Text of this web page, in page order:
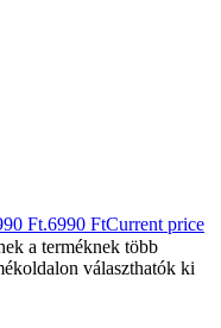
Ft.6990 FtCurrent price
a terméknek több
választhatók ki